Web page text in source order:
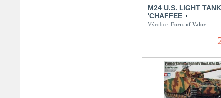
M24 U.S. LIGHT TANK
'CHAFFEE
Výrobce: Force of Valor